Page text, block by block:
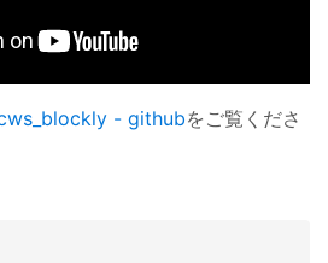
- githubをご覧くださ